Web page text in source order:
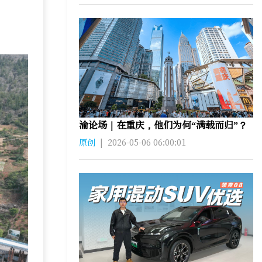
渝论场｜在重庆，他们为何“满载而归”？
原创 | 2026-05-06 06:00:01